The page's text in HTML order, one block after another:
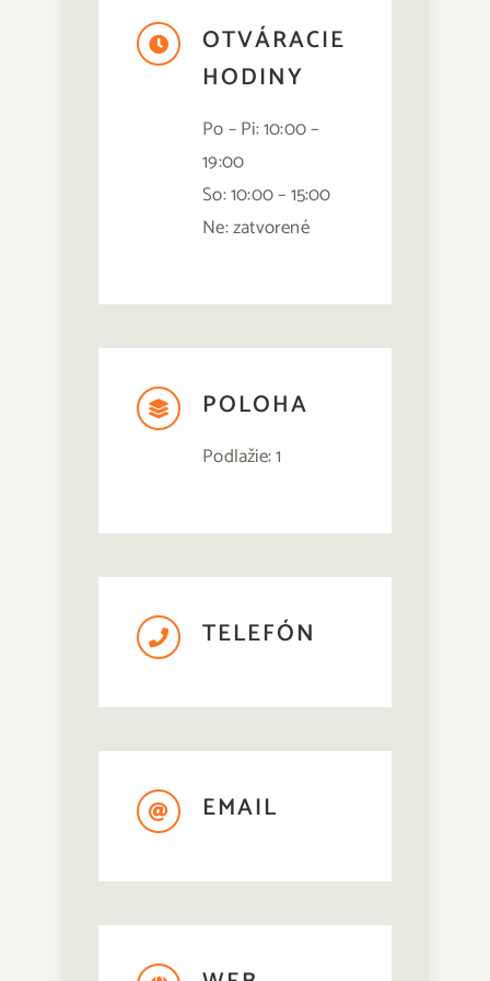
OTVÁRACIE
HODINY
Po – Pi: 10:00 –
19:00
So: 10:00 – 15:00
Ne: zatvorené
POLOHA
Podlažie: 1
TELEFÓN
EMAIL